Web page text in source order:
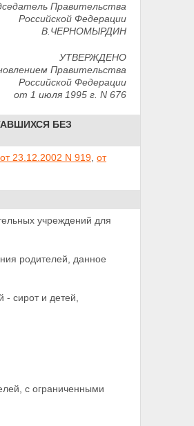
Правительства
Российской Федерации
В.ЧЕРНОМЫРДИН
УТВЕРЖДЕНО
Правительства
Российской Федерации
от 1 июля 1995 г. N 676
БЕЗ
от 23.12.2002 N 919 от
учреждений для
родителей, данное
сирот и детей,
с ограниченными